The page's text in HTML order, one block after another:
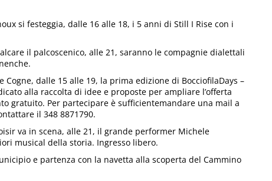
si festeggia, dalle 16 alle 18, i 5 anni di Still I Rise con i
il palcoscenico, alle 21, saranno le compagnie dialettali
Cogne, dalle 15 alle 19, la prima edizione di BocciofilaDays –
alla raccolta di idee e proposte per ampliare l’offerta
gratuito. Per partecipare è sufficientemandare una mail a
il 348 8871790.
va in scena, alle 21, il grande performer Michele
musical della storia. Ingresso libero.
e partenza con la navetta alla scoperta del Cammino